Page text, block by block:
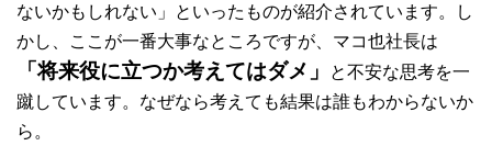
ないかもしれない」といったものが紹介されています。し
かし、ここが一番大事なところですが、マコ也社長は
「将来役に立つか考えてはダメ」
と不安な思考を一
蹴しています。なぜなら考えても結果は誰もわからないか
ら。